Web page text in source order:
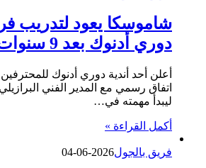
شاموسكا يعود لتدريب
دوري أدنوك بعد 9 سنوات من الغياب
أعلن أحد أندية دوري أدنوك
اتفاق رسمي مع المدير الفني
ليبدأ مهمته في…
أكمل القراءة »
فريق بالجول2026-06-04